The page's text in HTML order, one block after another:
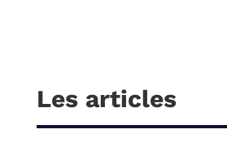
Les articles